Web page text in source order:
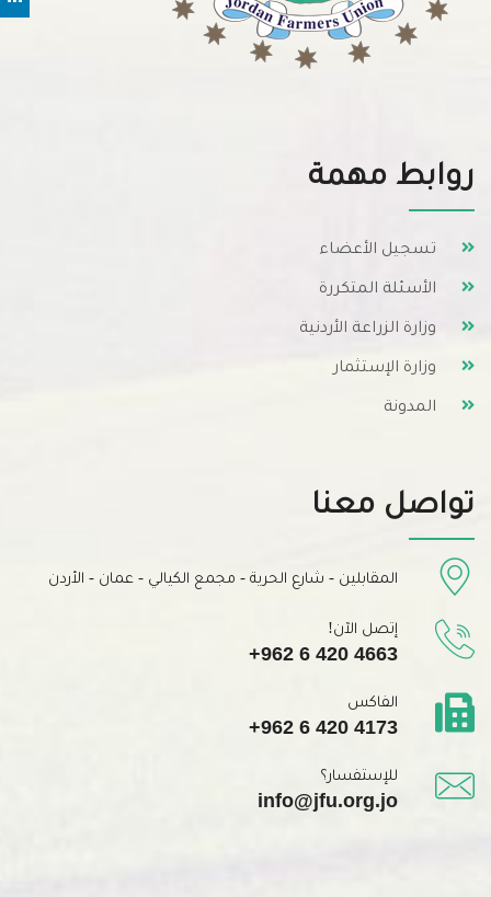
روابط مهمة
تسجيل الأعضاء
الأسئلة المتكررة
وزارة الزراعة الأردنية
وزارة الإستثمار
المدونة
تواصل معنا
المقابلين - شارع الحرية - مجمع الكيالي - عمان - الأردن
إتصل الآن!
+962 6 420 4663
الفاكس
+962 6 420 4173
للإستفسار؟
info@jfu.org.jo